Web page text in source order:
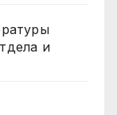
и